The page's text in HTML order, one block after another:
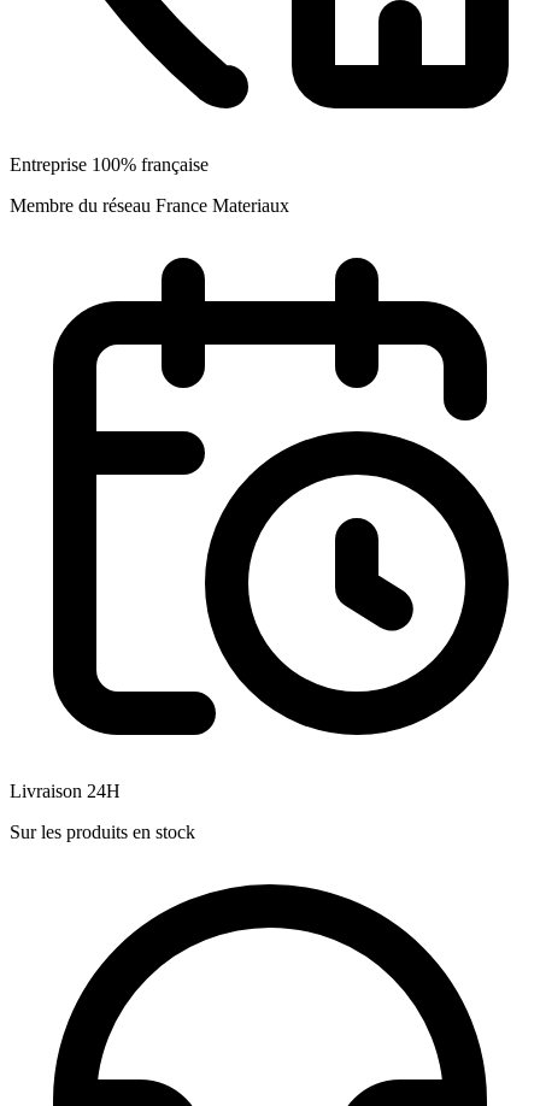
Entreprise 100% française
Membre du réseau France Materiaux
Livraison 24H
Sur les produits en stock